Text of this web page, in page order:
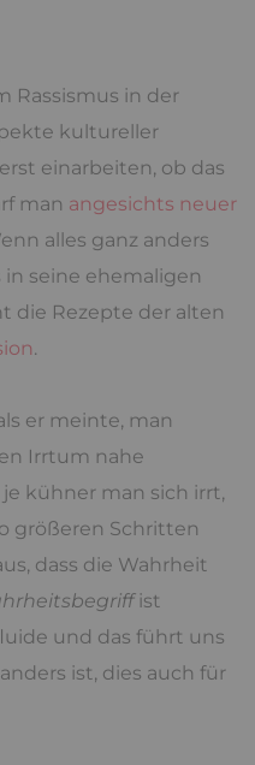
Rassismus in der
kultureller
einarbeiten, ob das
man angesichts neuer
alles ganz anders
in seine ehemaligen
die Rezepte der alten
.
er meinte, man
Irrtum nahe
kühner man sich irrt,
größeren Schritten
dass die Wahrheit
ist
und das führt uns
ist, dies auch für